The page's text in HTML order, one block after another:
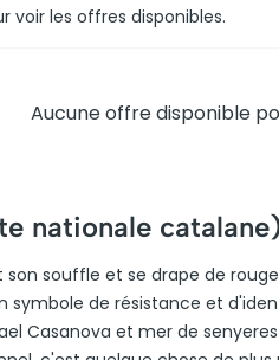
voir les offres disponibles.
Aucune offre disponible
nationale
son souffle et se drape de
symbole de résistance et
Casanova et mer de